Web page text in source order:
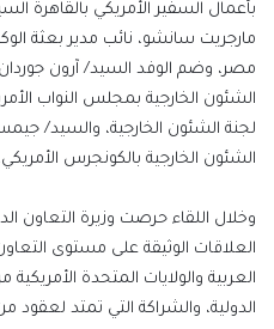
بأعمال السفير الأمريكي بالقاهرة
مارجريت سانشو، نائب مدير بعثة
مصر، وضم الوفد السيد/ آرون
الشئون الخارجية بمجلس النواب
لجنة الشئون الخارجية، والسيد/
الشئون الخارجية بالكونجرس الأمريكي.
وخلال اللقاء حرصت وزيرة التعاون
العلاقات الوثيقة على مستوى
العربية والولايات المتحدة الأمريكية
الدولية، والشراكة التي تمتد